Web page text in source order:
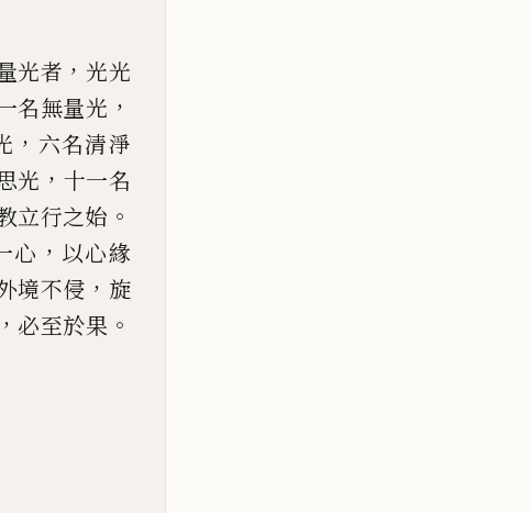
光者 ， 光光
名無量光 ，
， 六名清淨
光 ， 十一名
立行之始 。
心 ， 以心緣
境不侵 ， 旋
， 必至於果 。